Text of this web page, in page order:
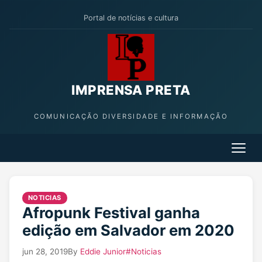
Portal de notícias e cultura
IMPRENSA PRETA
COMUNICAÇÃO DIVERSIDADE E INFORMAÇÃO
NOTICIAS
Afropunk Festival ganha
edição em Salvador em 2020
jun 28, 2019By Eddie Junior#Noticias